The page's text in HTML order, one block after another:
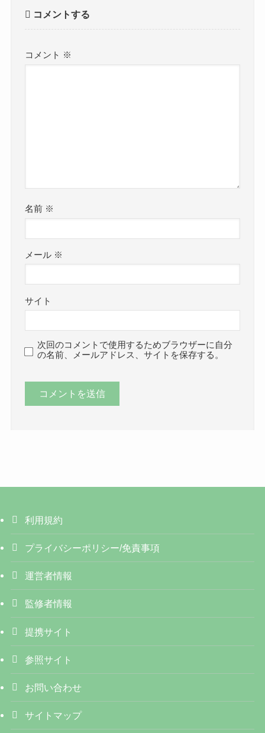
コメントする
コメント ※
名前 ※
メール ※
サイト
次回のコメントで使用するためブラウザーに自分
の名前、メールアドレス、サイトを保存する。
利用規約
プライバシーポリシー/免責事項
運営者情報
監修者情報
提携サイト
参照サイト
お問い合わせ
サイトマップ